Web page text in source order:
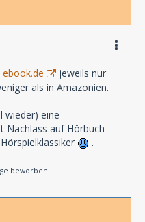
ebook.de
jeweils nur
als in Amazonien.
wieder) eine
Nachlass auf Hörbuch-
.
beworben